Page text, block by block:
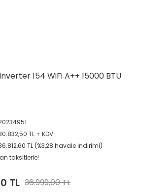
154 WiFi A++ 15000 BTU
TL + KDV
TL (%3,28 havale indirimi)
taksitlerle!
TL 36.999,00 TL